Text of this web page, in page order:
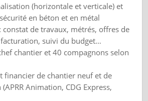
(horizontale et verticale) et
en béton et en métal
constat de travaux, métrés, offres de
suivi du budget…
chantier et 40 compagnons selon
financier de chantier neuf et de
Animation, CDG Express,